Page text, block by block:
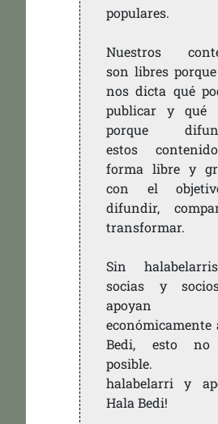
populares.
Nuestros
son libres
nos dicta qué
publicar y qué
porque
estos
forma libre y
con el
difundir,
transformar.
Sin
socias y
apoyan
económicamente
Bedi, esto no
posible.
halabelarri y
Hala Bedi!